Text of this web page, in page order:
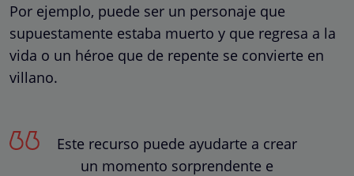
Por ejemplo, puede ser un personaje que
supuestamente estaba muerto y que regresa a la
vida o un héroe que de repente se convierte en
villano.
Este recurso puede ayudarte a crear
un momento sorprendente e